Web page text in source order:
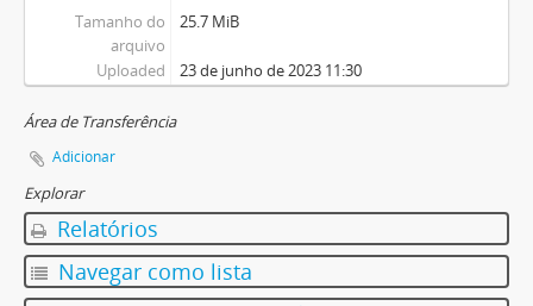
Tamanho do
arquivo
25.7 MiB
Uploaded 23 de junho de 2023 11:30
Área de Transferência
Adicionar
Explorar
Relatórios
Navegar como lista